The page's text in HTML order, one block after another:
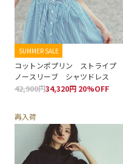
SUMMER SALE
コットンポプリン ストライプ
ノースリーブ シャツドレス
42,900円34,320円 20%OFF
再入荷